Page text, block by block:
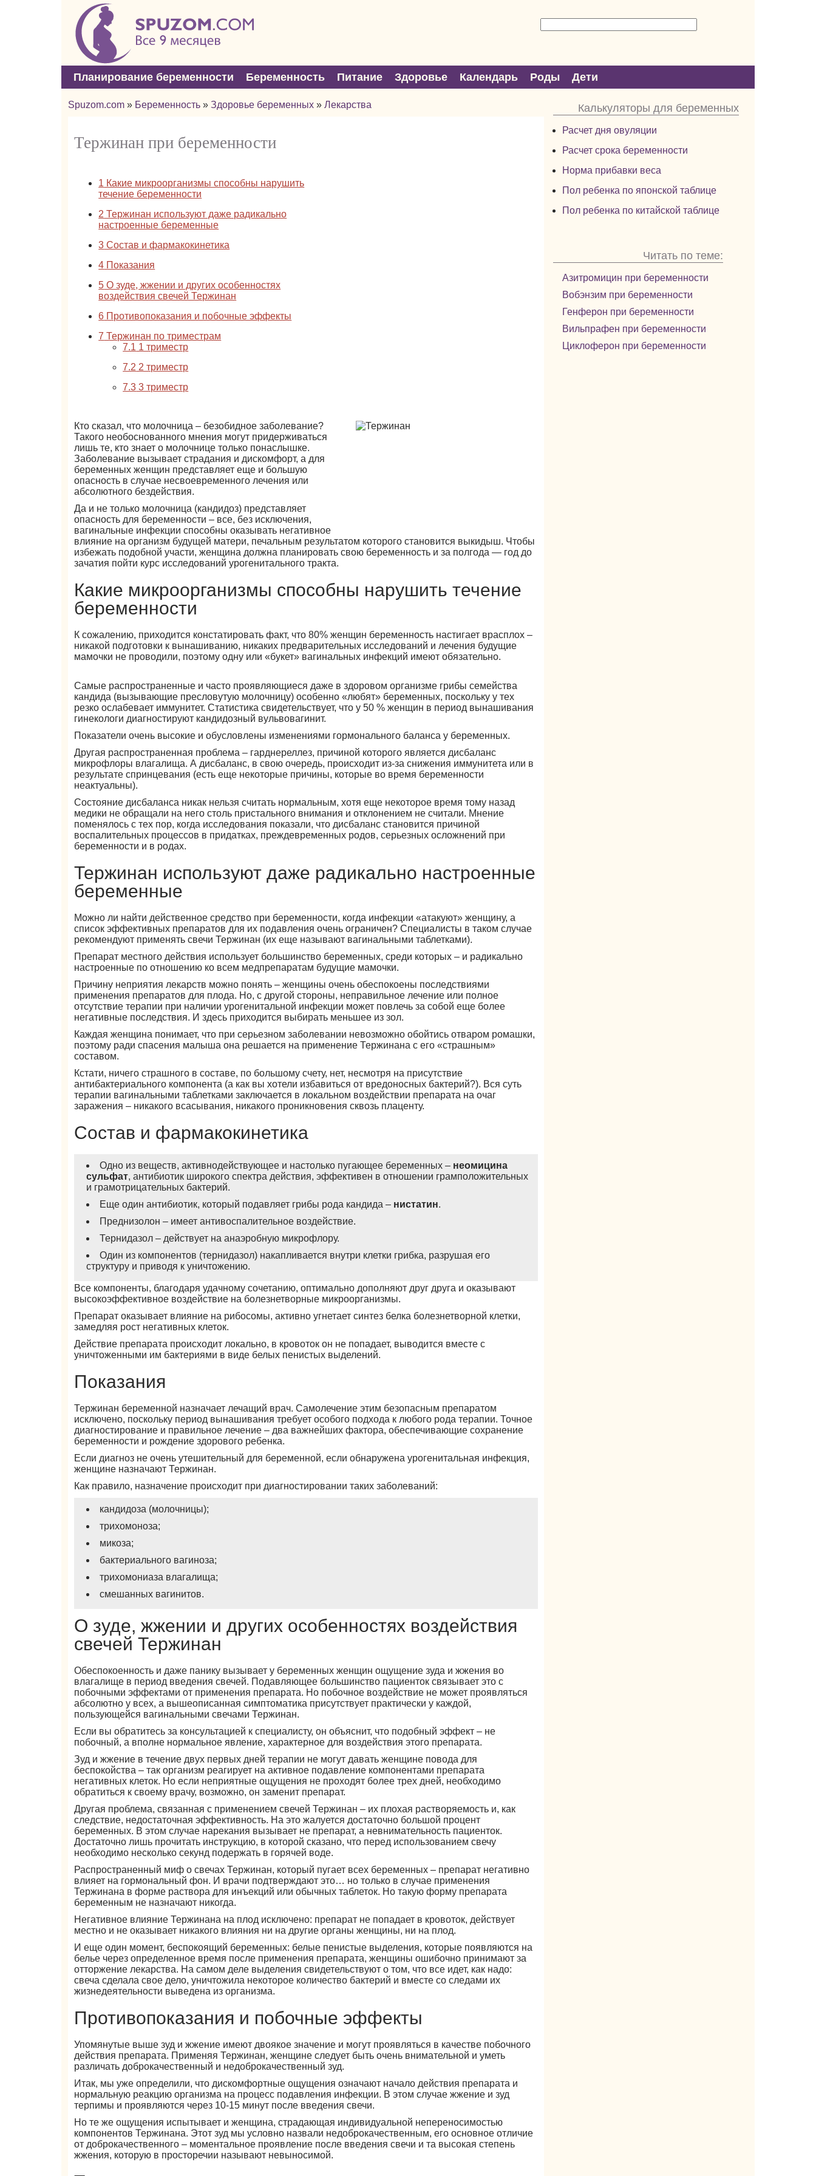
Планирование беременности Беременность Питание Здоровье Календарь Роды Дети
Spuzom.com » Беременность »Здоровье беременных »Лекарства
Тержинан при беременности
1 Какие микроорганизмы способны нарушить
течение беременности
2 Тержинан используют даже радикально
настроенные беременные
3 Состав и фармакокинетика
4 Показания
5 О зуде, жжении и других особенностях
воздействия свечей Тержинан
6 Противопоказания и побочные эффекты
7 Тержинан по триместрам
7.1 1 триместр
7.2 2 триместр
7.3 3 триместр
Кто сказал, что молочница – безобидное заболевание?
Такого необоснованного мнения могут придерживаться
лишь те, кто знает о молочнице только понаслышке.
Заболевание вызывает страдания и дискомфорт, а для
беременных женщин представляет еще и большую
опасность в случае несвоевременного лечения или
абсолютного бездействия.
Да и не только молочница (кандидоз) представляет
опасность для беременности – все, без исключения,
вагинальные инфекции способны оказывать негативное
влияние на организм будущей матери, печальным результатом которого становится выкидыш. Чтобы
избежать подобной участи, женщина должна планировать свою беременность и за полгода — год до
зачатия пойти курс исследований урогенитального тракта.
Какие микроорганизмы способны нарушить течение
беременности
К сожалению, приходится констатировать факт, что 80% женщин беременность настигает врасплох –
никакой подготовки к вынашиванию, никаких предварительных исследований и лечения будущие
мамочки не проводили, поэтому одну или «букет» вагинальных инфекций имеют обязательно.
Самые распространенные и часто проявляющиеся даже в здоровом организме грибы семейства
кандида (вызывающие пресловутую молочницу) особенно «любят» беременных, поскольку у тех
резко ослабевает иммунитет. Статистика свидетельствует, что у 50 % женщин в период вынашивания
гинекологи диагностируют кандидозный вульвовагинит.
Показатели очень высокие и обусловлены изменениями гормонального баланса у беременных.
Другая распространенная проблема – гарднереллез, причиной которого является дисбаланс
микрофлоры влагалища. А дисбаланс, в свою очередь, происходит из-за снижения иммунитета или в
результате спринцевания (есть еще некоторые причины, которые во время беременности
неактуальны).
Состояние дисбаланса никак нельзя считать нормальным, хотя еще некоторое время тому назад
медики не обращали на него столь пристального внимания и отклонением не считали. Мнение
поменялось с тех пор, когда исследования показали, что дисбаланс становится причиной
воспалительных процессов в придатках, преждевременных родов, серьезных осложнений при
беременности и в родах.
Тержинан используют даже радикально настроенные
беременные
Можно ли найти действенное средство при беременности, когда инфекции «атакуют» женщину, а
список эффективных препаратов для их подавления очень ограничен? Специалисты в таком случае
рекомендуют применять свечи Тержинан (их еще называют вагинальными таблетками).
Препарат местного действия использует большинство беременных, среди которых – и радикально
настроенные по отношению ко всем медпрепаратам будущие мамочки.
Причину неприятия лекарств можно понять – женщины очень обеспокоены последствиями
применения препаратов для плода. Но, с другой стороны, неправильное лечение или полное
отсутствие терапии при наличии урогенитальной инфекции может повлечь за собой еще более
негативные последствия. И здесь приходится выбирать меньшее из зол.
Каждая женщина понимает, что при серьезном заболевании невозможно обойтись отваром ромашки,
поэтому ради спасения малыша она решается на применение Тержинана с его «страшным»
составом.
Кстати, ничего страшного в составе, по большому счету, нет, несмотря на присутствие
антибактериального компонента (а как вы хотели избавиться от вредоносных бактерий?). Вся суть
терапии вагинальными таблетками заключается в локальном воздействии препарата на очаг
заражения – никакого всасывания, никакого проникновения сквозь плаценту.
Состав и фармакокинетика
Одно из веществ, активнодействующее и настолько пугающее беременных – неомицина
сульфат, антибиотик широкого спектра действия, эффективен в отношении грамположительных
и грамотрицательных бактерий.
Еще один антибиотик, который подавляет грибы рода кандида – нистатин.
Преднизолон – имеет антивоспалительное воздействие.
Тернидазол – действует на анаэробную микрофлору.
Один из компонентов (тернидазол) накапливается внутри клетки грибка, разрушая его
структуру и приводя к уничтожению.
Все компоненты, благодаря удачному сочетанию, оптимально дополняют друг друга и оказывают
высокоэффективное воздействие на болезнетворные микроорганизмы.
Препарат оказывает влияние на рибосомы, активно угнетает синтез белка болезнетворной клетки,
замедляя рост негативных клеток.
Действие препарата происходит локально, в кровоток он не попадает, выводится вместе с
уничтоженными им бактериями в виде белых пенистых выделений.
Показания
Тержинан беременной назначает лечащий врач. Самолечение этим безопасным препаратом
исключено, поскольку период вынашивания требует особого подхода к любого рода терапии. Точное
диагностирование и правильное лечение – два важнейших фактора, обеспечивающие сохранение
беременности и рождение здорового ребенка.
Если диагноз не очень утешительный для беременной, если обнаружена урогенитальная инфекция,
женщине назначают Тержинан.
Как правило, назначение происходит при диагностировании таких заболеваний:
кандидоза (молочницы);
трихомоноза;
микоза;
бактериального вагиноза;
трихомониаза влагалища;
смешанных вагинитов.
О зуде, жжении и других особенностях воздействия
свечей Тержинан
Обеспокоенность и даже панику вызывает у беременных женщин ощущение зуда и жжения во
влагалище в период введения свечей. Подавляющее большинство пациенток связывает это с
побочными эффектами от применения препарата. Но побочное воздействие не может проявляться
абсолютно у всех, а вышеописанная симптоматика присутствует практически у каждой,
пользующейся вагинальными свечами Тержинан.
Если вы обратитесь за консультацией к специалисту, он объяснит, что подобный эффект – не
побочный, а вполне нормальное явление, характерное для воздействия этого препарата.
Зуд и жжение в течение двух первых дней терапии не могут давать женщине повода для
беспокойства – так организм реагирует на активное подавление компонентами препарата
негативных клеток. Но если неприятные ощущения не проходят более трех дней, необходимо
обратиться к своему врачу, возможно, он заменит препарат.
Другая проблема, связанная с применением свечей Тержинан – их плохая растворяемость и, как
следствие, недостаточная эффективность. На это жалуется достаточно большой процент
беременных. В этом случае нарекания вызывает не препарат, а невнимательность пациенток.
Достаточно лишь прочитать инструкцию, в которой сказано, что перед использованием свечу
необходимо несколько секунд подержать в горячей воде.
Распространенный миф о свечах Тержинан, который пугает всех беременных – препарат негативно
влияет на гормональный фон. И врачи подтверждают это… но только в случае применения
Тержинана в форме раствора для инъекций или обычных таблеток. Но такую форму препарата
беременным не назначают никогда.
Негативное влияние Тержинана на плод исключено: препарат не попадает в кровоток, действует
местно и не оказывает никакого влияния ни на другие органы женщины, ни на плод.
И еще один момент, беспокоящий беременных: белые пенистые выделения, которые появляются на
белье через определенное время после применения препарата, женщины ошибочно принимают за
отторжение лекарства. На самом деле выделения свидетельствуют о том, что все идет, как надо:
свеча сделала свое дело, уничтожила некоторое количество бактерий и вместе со следами их
жизнедеятельности выведена из организма.
Противопоказания и побочные эффекты
Упомянутые выше зуд и жжение имеют двоякое значение и могут проявляться в качестве побочного
действия препарата. Применяя Тержинан, женщине следует быть очень внимательной и уметь
различать доброкачественный и недоброкачественный зуд.
Итак, мы уже определили, что дискомфортные ощущения означают начало действия препарата и
нормальную реакцию организма на процесс подавления инфекции. В этом случае жжение и зуд
терпимы и проявляются через 10-15 минут после введения свечи.
Но те же ощущения испытывает и женщина, страдающая индивидуальной непереносимостью
компонентов Тержинана. Этот зуд мы условно назвали недоброкачественным, его основное отличие
от доброкачественного – моментальное проявление после введения свечи и та высокая степень
жжения, которую в просторечии называют невыносимой.
Калькуляторы для беременных
Расчет дня овуляции
Расчет срока беременности
Норма прибавки веса
Пол ребенка по японской таблице
Пол ребенка по китайской таблице
Читать по теме:
Азитромицин при беременности
Вобэнзим при беременности
Генферон при беременности
Вильпрафен при беременности
Циклоферон при беременности